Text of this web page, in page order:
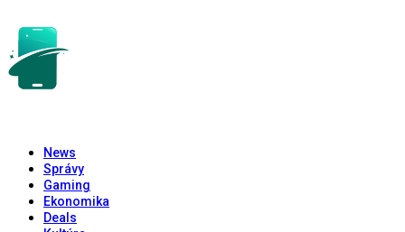
News
Správy
Gaming
Ekonomika
Deals